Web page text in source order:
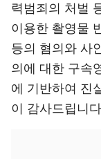
력범죄의 처벌
이용한 촬영물
등의 혐의와 사
의에 대한 구속
에 기반하여 진
이 감사드립니